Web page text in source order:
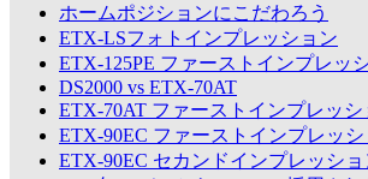
ホームポジションにこだわろう
ETX-LSフォトインプレッション
ETX-125PE ファーストインプレッ
DS2000 vs ETX-70AT
ETX-70AT ファーストインプレッシ
ETX-90EC ファーストインプレッシ
ETX-90EC セカンドインプレッショ